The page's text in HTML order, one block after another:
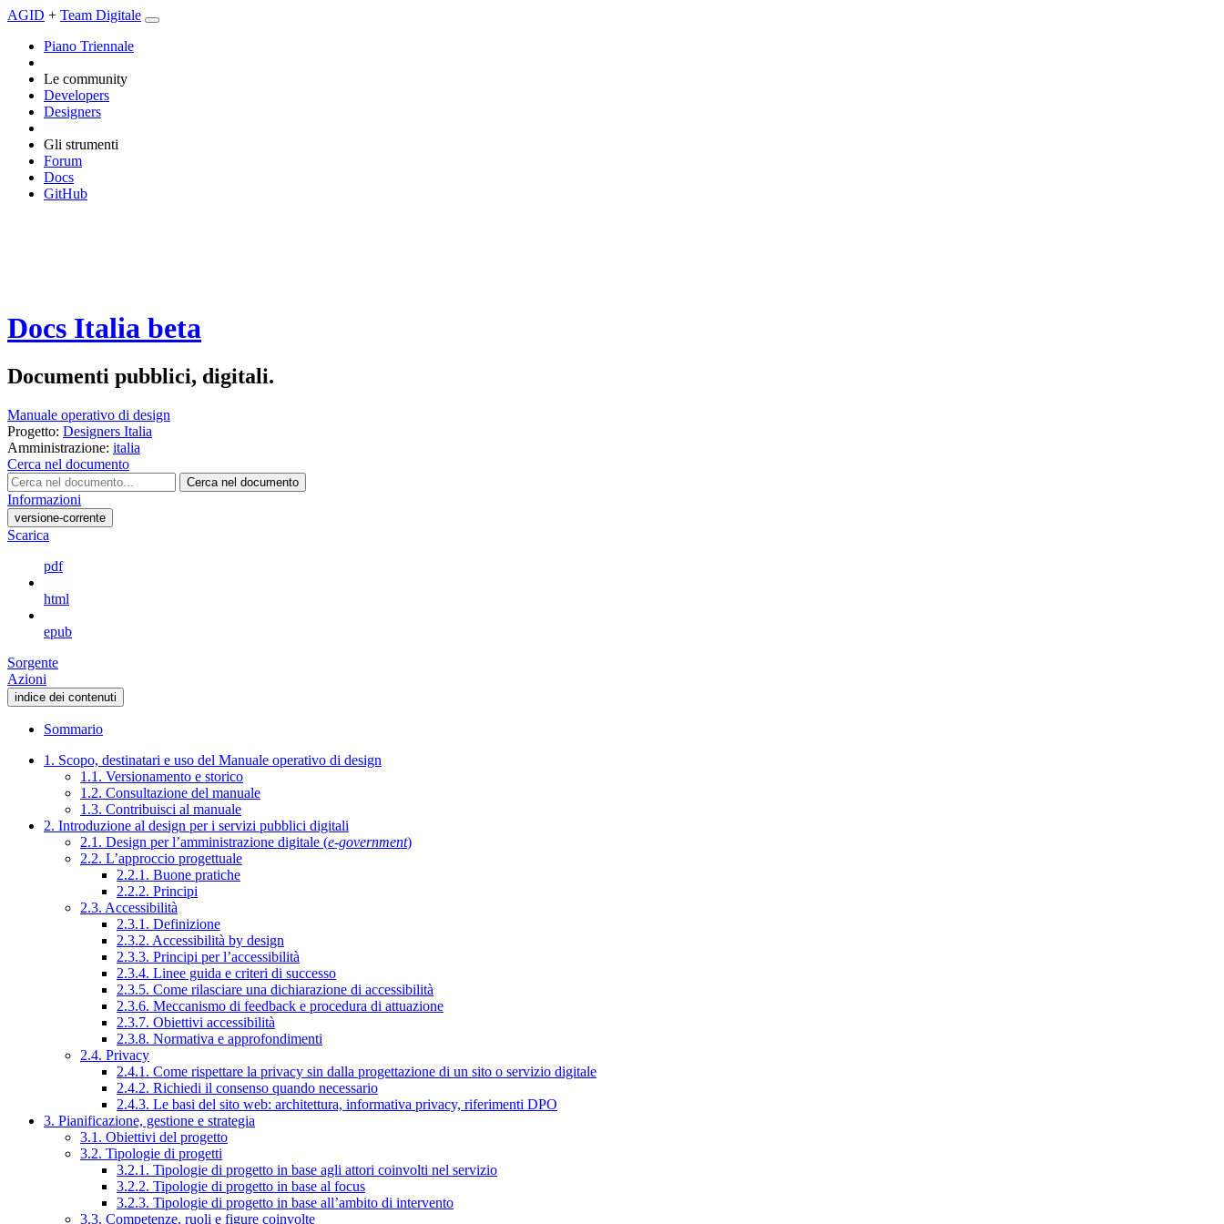
AGID + Team Digitale
Piano Triennale
Le community
Developers
Designers
Gli strumenti
Forum
Docs
GitHub
Docs Italia beta
Documenti pubblici, digitali.
Manuale operativo di design
Progetto: Designers Italia
Amministrazione: italia
Cerca nel documento
Cerca nel documento
Informazioni
versione-corrente
Scarica
pdf
html
epub
Sorgente
Azioni
indice dei contenuti
Sommario
1. Scopo, destinatari e uso del Manuale operativo di design
1.1. Versionamento e storico
1.2. Consultazione del manuale
1.3. Contribuisci al manuale
2. Introduzione al design per i servizi pubblici digitali
2.1. Design per l’amministrazione digitale (e-government)
2.2. L’approccio progettuale
2.2.1. Buone pratiche
2.2.2. Principi
2.3. Accessibilità
2.3.1. Definizione
2.3.2. Accessibilità by design
2.3.3. Principi per l’accessibilità
2.3.4. Linee guida e criteri di successo
2.3.5. Come rilasciare una dichiarazione di accessibilità
2.3.6. Meccanismo di feedback e procedura di attuazione
2.3.7. Obiettivi accessibilità
2.3.8. Normativa e approfondimenti
2.4. Privacy
2.4.1. Come rispettare la privacy sin dalla progettazione di un sito o servizio digitale
2.4.2. Richiedi il consenso quando necessario
2.4.3. Le basi del sito web: architettura, informativa privacy, riferimenti DPO
3. Pianificazione, gestione e strategia
3.1. Obiettivi del progetto
3.2. Tipologie di progetti
3.2.1. Tipologie di progetto in base agli attori coinvolti nel servizio
3.2.2. Tipologie di progetto in base al focus
3.2.3. Tipologie di progetto in base all’ambito di intervento
3.3. Competenze, ruoli e figure coinvolte